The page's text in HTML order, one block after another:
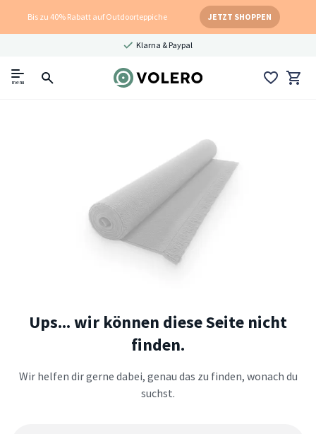
Bis zu 40% Rabatt auf Outdoorteppiche JETZT SHOPPEN
Klarna & Paypal
menu
Ups... wir können diese Seite nicht
finden.
Wir helfen dir gerne dabei, genau das zu finden, wonach du
suchst.